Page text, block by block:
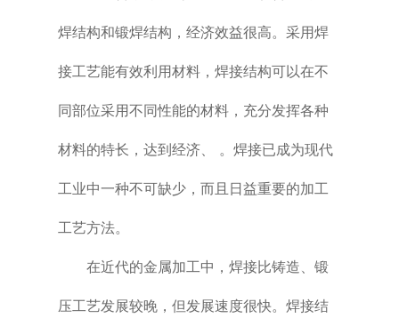
焊结构和锻焊结构，经济效益很高。采用焊
接工艺能有效利用材料，焊接结构可以在不
同部位采用不同性能的材料，充分发挥各种
材料的特长，达到经济、 。焊接已成为现代
工业中一种不可缺少，而且日益重要的加工
工艺方法。
在近代的金属加工中，焊接比铸造、锻
压工艺发展较晚，但发展速度很快。焊接结